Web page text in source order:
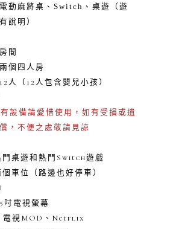
動麻將桌、Switch、桌遊（遊
說明）
間
個四人房
人（12人包含嬰兒小孩）
備請愛惜使用，如有受損或遺
，不便之處敬請見諒
桌遊和熱門Switch遊戲
車位（路邊也好停車）
電視螢幕
視MOD、Netflix